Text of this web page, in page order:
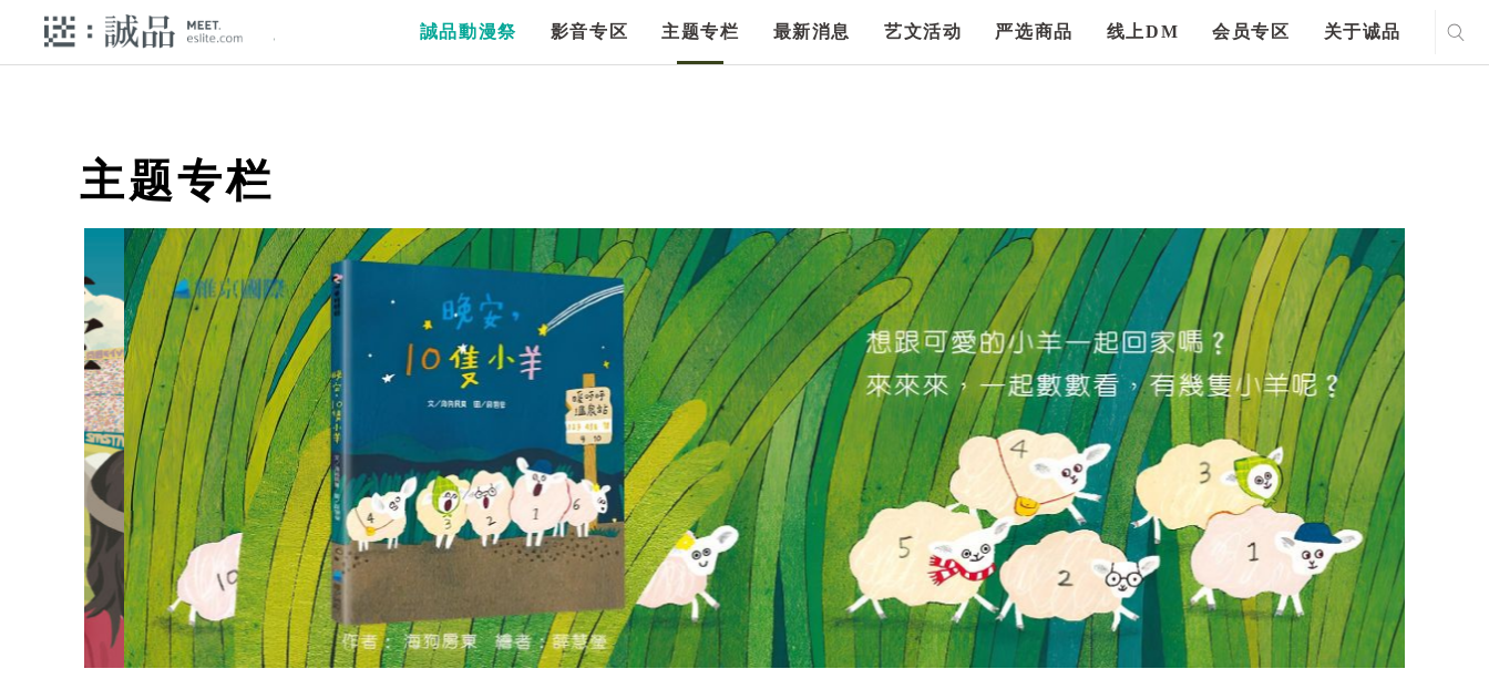
誠品動漫祭 影音专区 主题专栏 最新消息 艺文活动 严选商品 线上DM 会员专区 关于诚品
主题专栏